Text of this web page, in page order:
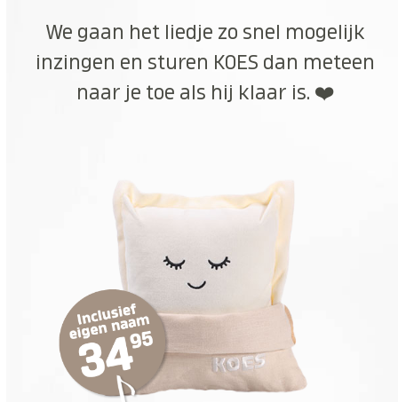
We gaan het liedje zo snel mogelijk
inzingen en sturen KOES dan meteen
naar je toe als hij klaar is. ❤️